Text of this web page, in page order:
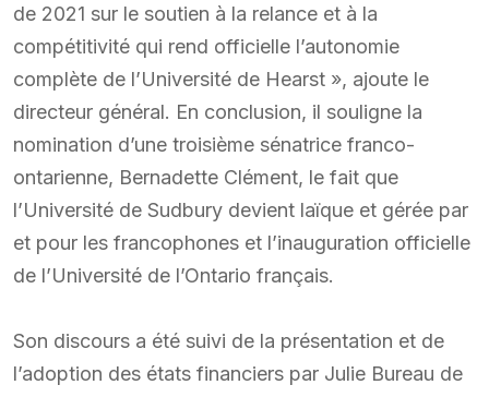
de 2021 sur le soutien à la relance et à la
compétitivité qui rend officielle l’autonomie
complète de l’Université de Hearst », ajoute le
directeur général. En conclusion, il souligne la
nomination d’une troisième sénatrice franco-
ontarienne, Bernadette Clément, le fait que
l’Université de Sudbury devient laïque et gérée par
et pour les francophones et l’inauguration officielle
de l’Université de l’Ontario français.
Son discours a été suivi de la présentation et de
l’adoption des états financiers par Julie Bureau de